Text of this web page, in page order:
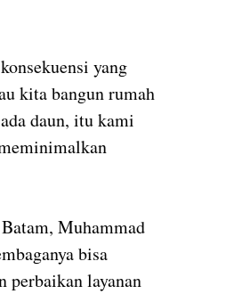
yang
kita bangun rumah
daun, itu kami
Muhammad
bisa
perbaikan layanan